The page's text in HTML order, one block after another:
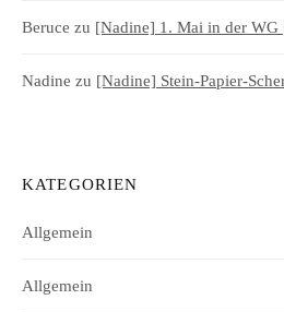
Beruce zu [Nadine] 1. Mai in der WG
Nadine zu [Nadine] Stein-Papier-
KATEGORIEN
Allgemein
Allgemein